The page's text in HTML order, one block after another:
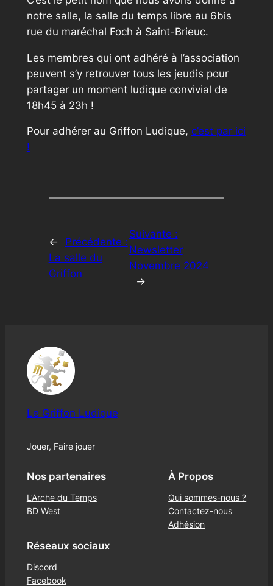
notre salle, la salle du temps libre au 6bis
rue du maréchal Foch à Saint-Brieuc.
Les membres qui ont adhéré à l’association
peuvent s’y retrouver tous les jeudis pour
partager un moment ludique convivial de
18h45 à 23h !
Pour adhérer au Griffon Ludique, c’est par ici
!
←
Précédente :
La salle du
Griffon
Suivante :
Newsletter
Novembre 2024
→
Le Griffon Ludique
Jouer, Faire jouer
Nos partenaires
L’Arche du Temps
BD West
À Propos
Qui sommes-nous ?
Contactez-nous
Adhésion
Réseaux sociaux
Discord
Facebook